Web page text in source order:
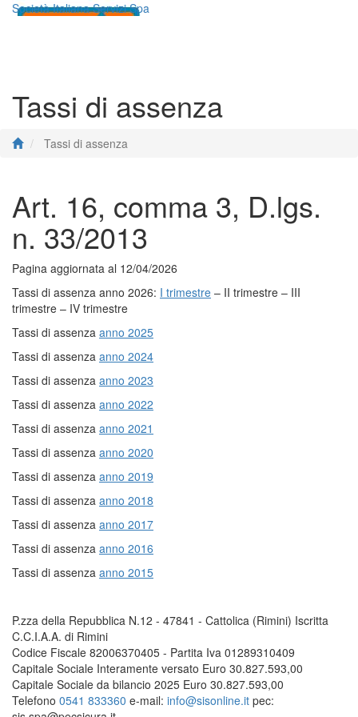
Società Italiana Servizi Spa
Tassi di assenza
Tassi di assenza
Art. 16, comma 3, D.lgs.
n. 33/2013
Pagina aggiornata al 12/04/2026
Tassi di assenza anno 2026: I trimestre – II trimestre – III
trimestre – IV trimestre
Tassi di assenza anno 2025
Tassi di assenza anno 2024
Tassi di assenza anno 2023
Tassi di assenza anno 2022
Tassi di assenza anno 2021
Tassi di assenza anno 2020
Tassi di assenza anno 2019
Tassi di assenza anno 2018
Tassi di assenza anno 2017
Tassi di assenza anno 2016
Tassi di assenza anno 2015
P.zza della Repubblica N.12 - 47841 - Cattolica (Rimini) Iscritta
C.C.I.A.A. di Rimini
Codice Fiscale 82006370405 - Partita Iva 01289310409
Capitale Sociale Interamente versato Euro 30.827.593,00
Capitale Sociale da bilancio 2025 Euro 30.827.593,00
Telefono 0541 833360 e-mail: info@sisonline.it pec: